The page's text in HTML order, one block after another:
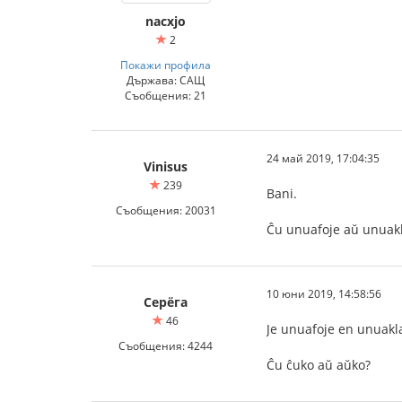
nacxjo
2
Покажи профила
Държава: САЩ
Съобщения: 21
Vinisus
239
Съобщения: 20031
24 май 2019, 17:04:35
Bani.
Ĉu unuafoje aŭ
Серёга
46
Съобщения: 4244
10 юни 2019, 14:58:56
Je unuafoje en
Ĉu ĉuko aŭ aŭko?